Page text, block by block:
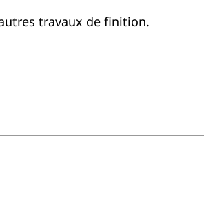
travaux de finition.